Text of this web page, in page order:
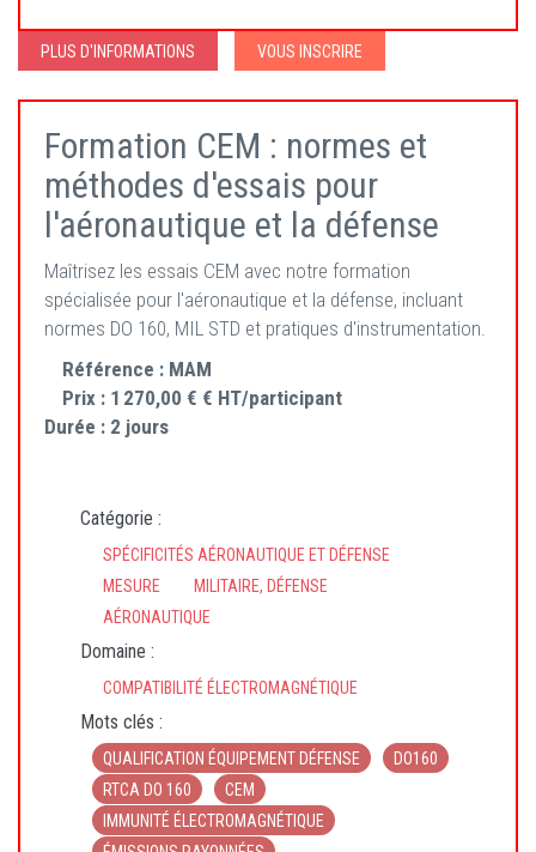
PLUS D'INFORMATIONS VOUS INSCRIRE
Formation CEM : normes et
méthodes d'essais pour
l'aéronautique et la défense
Maîtrisez les essais CEM avec notre formation
spécialisée pour l'aéronautique et la défense, incluant
normes DO 160, MIL STD et pratiques d'instrumentation.
Référence : MAM
Prix : 1 270,00 € € HT/participant
Durée : 2 jours
Catégorie :
SPÉCIFICITÉS AÉRONAUTIQUE ET DÉFENSE
MESURE
MILITAIRE, DÉFENSE
AÉRONAUTIQUE
Domaine :
COMPATIBILITÉ ÉLECTROMAGNÉTIQUE
Mots clés :
QUALIFICATION ÉQUIPEMENT DÉFENSE
DO160
RTCA DO 160
CEM
IMMUNITÉ ÉLECTROMAGNÉTIQUE